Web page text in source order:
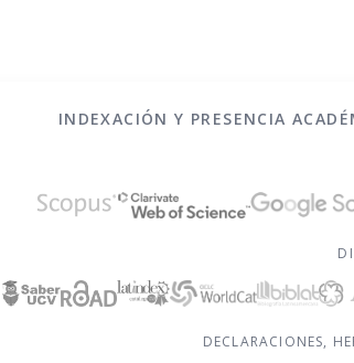
INDEXACIÓN Y PRESENCIA
DECLARACIONES,